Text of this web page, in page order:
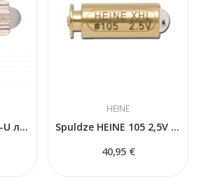
WELCH ALLYN 04700-U лампа
HEINE
Spuldze HEINE 105 2,5V Mini 3000 F.O. otoskopam
40,95 €